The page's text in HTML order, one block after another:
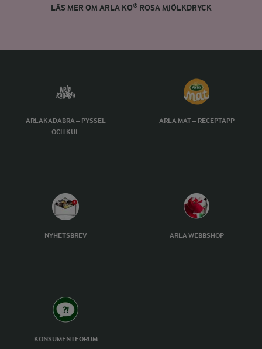
LÄS MER OM ARLA KO® ROSA MJÖLKDRYCK
ARLAKADABRA – PYSSEL
OCH KUL
ARLA MAT – RECEPTAPP
NYHETSBREV ARLA WEBBSHOP
KONSUMENTFORUM